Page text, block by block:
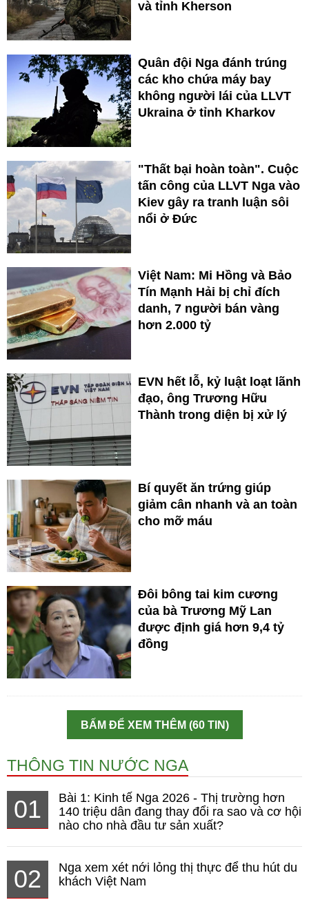
và tỉnh Kherson
Quân đội Nga đánh trúng
các kho chứa máy bay
không người lái của LLVT
Ukraina ở tỉnh Kharkov
"Thất bại hoàn toàn". Cuộc
tấn công của LLVT Nga vào
Kiev gây ra tranh luận sôi
nổi ở Đức
Việt Nam: Mi Hồng và Bảo
Tín Mạnh Hải bị chỉ đích
danh, 7 người bán vàng
hơn 2.000 tỷ
EVN hết lỗ, kỷ luật loạt lãnh
đạo, ông Trương Hữu
Thành trong diện bị xử lý
Bí quyết ăn trứng giúp
giảm cân nhanh và an toàn
cho mỡ máu
Đôi bông tai kim cương
của bà Trương Mỹ Lan
được định giá hơn 9,4 tỷ
đồng
BẤM ĐỂ XEM THÊM (60 TIN)
THÔNG TIN NƯỚC NGA
01
Bài 1: Kinh tế Nga 2026 - Thị trường hơn
140 triệu dân đang thay đổi ra sao và cơ hội
nào cho nhà đầu tư sản xuất?
02
Nga xem xét nới lỏng thị thực để thu hút du
khách Việt Nam